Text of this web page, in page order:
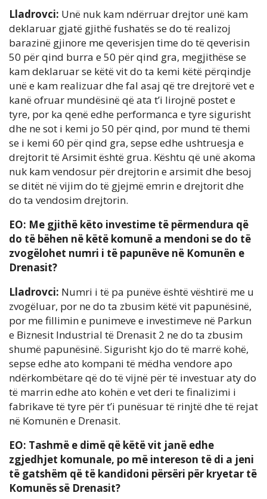
Lladrovci: Unë nuk kam ndërruar drejtor unë kam
deklaruar gjatë gjithë fushatës se do të realizoj
barazinë gjinore me qeverisjen time do të qeverisin
50 për qind burra e 50 për qind gra, megjithëse se
kam deklaruar se këtë vit do ta kemi këtë përqindje
unë e kam realizuar dhe fal asaj që tre drejtorë vet e
kanë ofruar mundësinë që ata t’i lirojnë postet e
tyre, por ka qenë edhe performanca e tyre sigurisht
dhe ne sot i kemi jo 50 për qind, por mund të themi
se i kemi 60 për qind gra, sepse edhe ushtruesja e
drejtorit të Arsimit është grua. Kështu që unë akoma
nuk kam vendosur për drejtorin e arsimit dhe besoj
se ditët në vijim do të gjejmë emrin e drejtorit dhe
do ta vendosim drejtorin.
EO: Me gjithë këto investime të përmendura që
do të bëhen në këtë komunë a mendoni se do të
zvogëlohet numri i të papunëve në Komunën e
Drenasit?
Lladrovci: Numri i të pa punëve është vështirë me u
zvogëluar, por ne do ta zbusim këtë vit papunësinë,
por me fillimin e punimeve e investimeve në Parkun
e Biznesit Industrial të Drenasit 2 ne do ta zbusim
shumë papunësinë. Sigurisht kjo do të marrë kohë,
sepse edhe ato kompani të mëdha vendore apo
ndërkombëtare që do të vijnë për të investuar aty do
të marrin edhe ato kohën e vet deri te finalizimi i
fabrikave të tyre për t’i punësuar të rinjtë dhe të rejat
në Komunën e Drenasit.
EO: Tashmë e dimë që këtë vit janë edhe
zgjedhjet komunale, po më intereson të di a jeni
të gatshëm që të kandidoni përsëri për kryetar të
Komunës së Drenasit?